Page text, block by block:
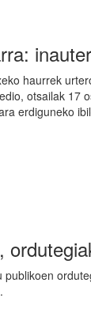
haurrek
otsailak 17
erdiguneko
publikoen